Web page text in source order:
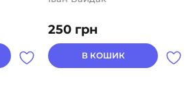
250 грн
В КОШИК